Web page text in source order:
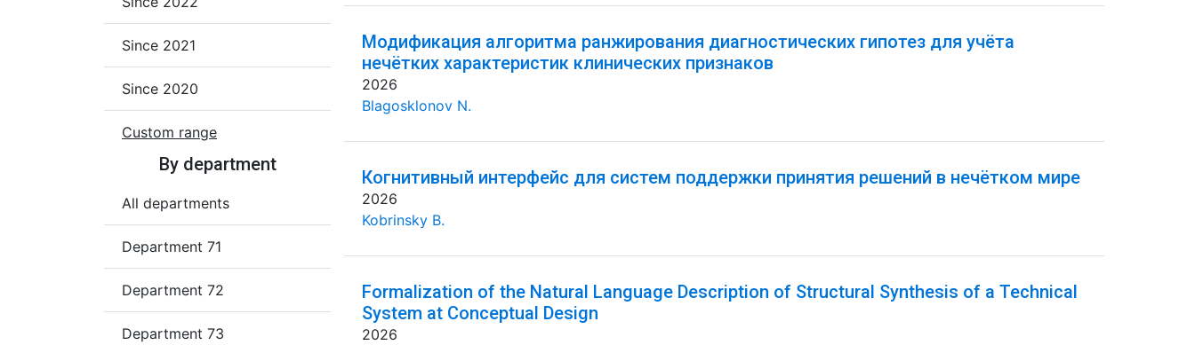
Since 2021
Since 2020
Custom range
By department
All departments
Department 71
Department 72
Department 73
Модификация алгоритма ранжирования диагностических гипотез для учёта
нечётких характеристик клинических признаков
2026
Blagosklonov N.
Когнитивный интерфейс для систем поддержки принятия решений в нечётком мире
2026
Kobrinsky B.
Formalization of the Natural Language Description of Structural Synthesis of a Technical
System at Conceptual Design
2026